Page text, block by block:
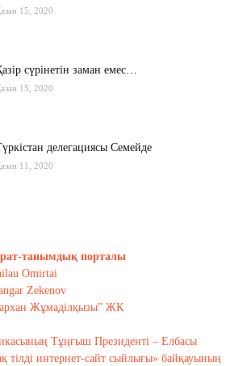
15, 2020
сүрінетін заман емес…
15, 2020
делегациясы Семейде
11, 2020
10, 2020
Тағы оқу
танымдық порталы
Omirtai
Zekenov
Жұмаділқызы” ЖК
Тұңғыш Президенті – Елбасы
тілді интернет-сайт сыйлығы» байқауының